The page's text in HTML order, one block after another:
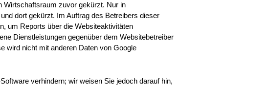
Wirtschaftsraum zuvor gekürzt. Nur in
dort gekürzt. Im Auftrag des Betreibers dieser
um Reports über die Websiteaktivitäten
Dienstleistungen gegenüber dem Websitebetreiber
wird nicht mit anderen Daten von Google
verhindern; wir weisen Sie jedoch darauf hin,